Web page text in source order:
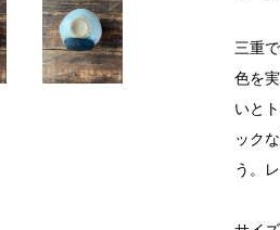
三重
色を
いと
ック
う。